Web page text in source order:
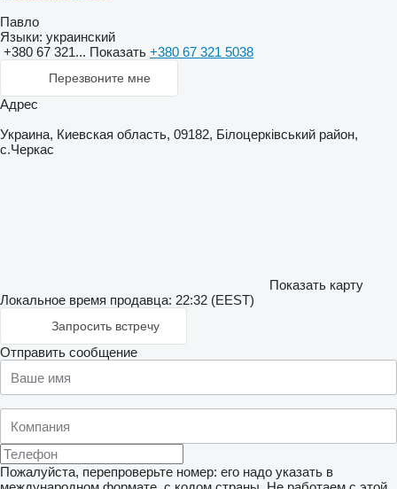
Павло
Языки: украинский
+380 67 321... Показать +380 67 321 5038
Перезвоните мне
Адрес
Украина, Киевская область, 09182, Білоцерківський район,
с.Черкас
Показать карту
Локальное время продавца: 22:32 (EEST)
Запросить встречу
Отправить сообщение
Пожалуйста, перепроверьте номер: его надо указать в